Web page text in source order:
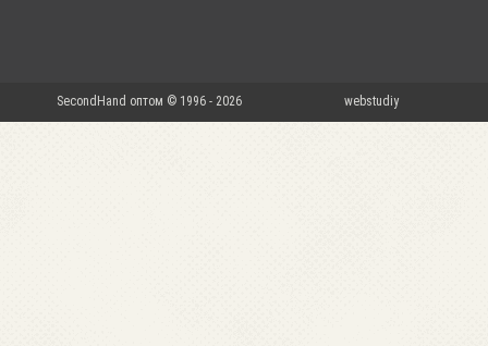
SecondHand оптом © 1996 - 2026 webstudiy